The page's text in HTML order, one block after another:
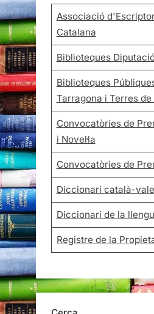
Associació
Catalana
Biblioteques
Biblioteques
Tarragona i Terres de
Convocatòries de
i Novel·la
Convocatòries de
Diccionari català-
Diccionari de la
Registre de la